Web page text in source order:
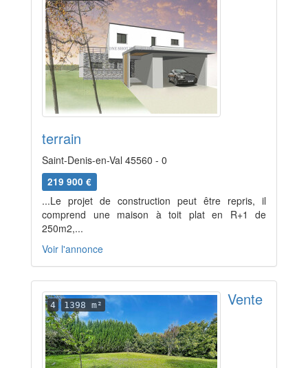
terrain
Saint-Denis-en-Val 45560 - 0
219 900 €
...Le projet de construction peut être repris, il
comprend une maison à toit plat en R+1 de
250m2,...
Voir l'annonce
4 1398 m² Vente